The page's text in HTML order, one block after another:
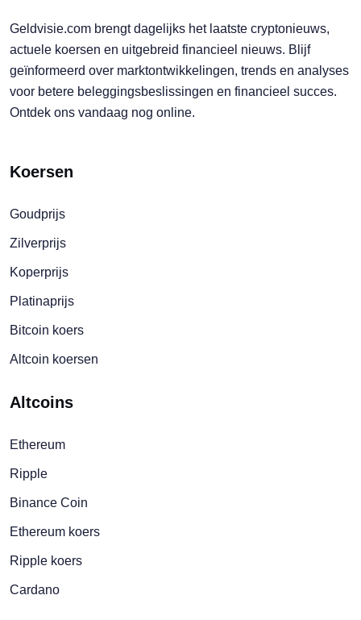
Geldvisie.com brengt dagelijks het laatste cryptonieuws,
actuele koersen en uitgebreid financieel nieuws. Blijf
geïnformeerd over marktontwikkelingen, trends en analyses
voor betere beleggingsbeslissingen en financieel succes.
Ontdek ons vandaag nog online.
Koersen
Goudprijs
Zilverprijs
Koperprijs
Platinaprijs
Bitcoin koers
Altcoin koersen
Altcoins
Ethereum
Ripple
Binance Coin
Ethereum koers
Ripple koers
Cardano